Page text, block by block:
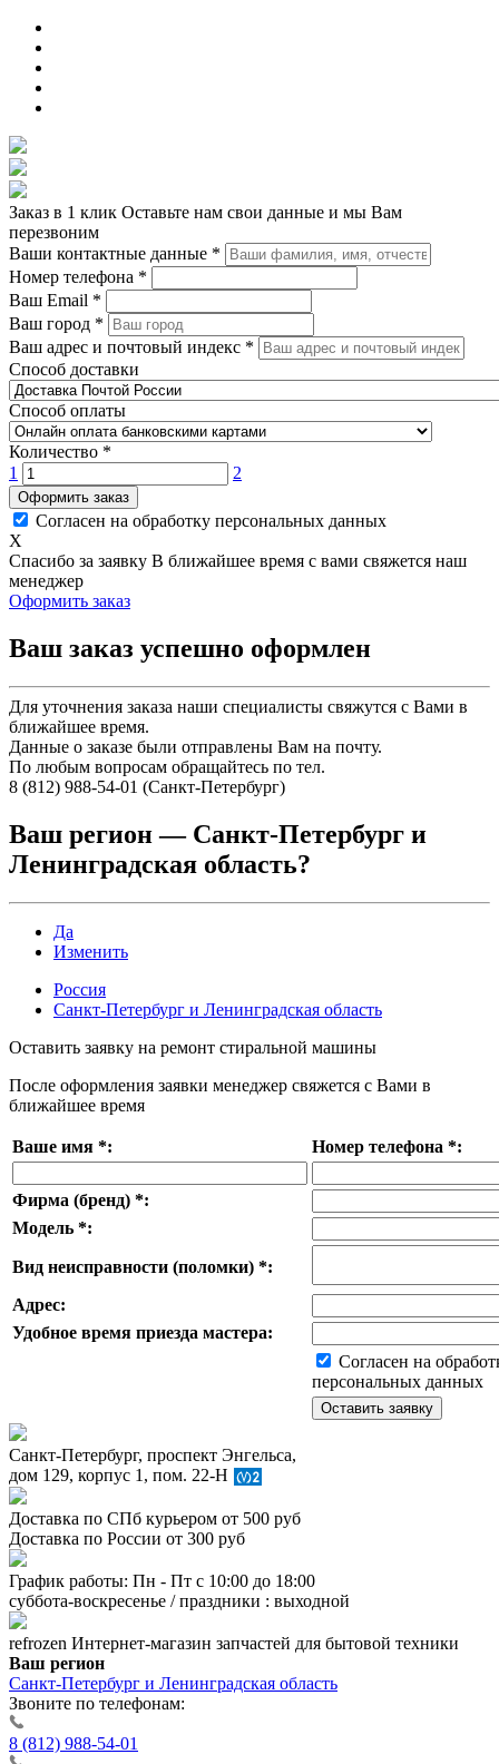
Заказ в 1 клик Оставьте нам свои данные и мы Вам
перезвоним
Ваши контактные данные *
Номер телефона *
Ваш Email *
Ваш город *
Ваш адрес и почтовый индекс *
Способ доставки
Способ оплаты
Количество *
1
2
Оформить заказ
Согласен на обработку персональных данных
X
Спасибо за заявку В ближайшее время с вами свяжется наш
менеджер
Оформить заказ
Ваш заказ успешно оформлен
Для уточнения заказа наши специалисты свяжутся с Вами в
ближайшее время.
Данные о заказе были отправлены Вам на почту.
По любым вопросам обращайтесь по тел.
8 (812) 988-54-01 (Санкт-Петербург)
Ваш регион — Санкт-Петербург и
Ленинградская область?
Да
Изменить
Россия
Санкт-Петербург и Ленинградская область
Оставить заявку на ремонт стиральной машины
После оформления заявки менеджер свяжется с Вами в
ближайшее время
Ваше имя *: Номер телефона *:
Фирма (бренд) *:
Модель *:
Вид неисправности (поломки) *:
Адрес:
Удобное время приезда мастера:
Согласен на
персональных данных
Санкт-Петербург, проспект Энгельса,
дом 129, корпус 1, пом. 22-Н
Доставка по СПб курьером от 500 руб
Доставка по России от 300 руб
График работы: Пн - Пт с 10:00 до 18:00
суббота-воскресенье / праздники : выходной
refrozen Интернет-магазин запчастей для бытовой техники
Ваш регион
Санкт-Петербург и Ленинградская область
Звоните по телефонам:
8 (812) 988-54-01